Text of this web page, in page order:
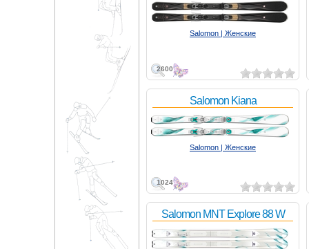
2600
Salomon | Женские
1024
Salomon Kiana
Salomon | Женские
Salomon MNT Explore 88 W